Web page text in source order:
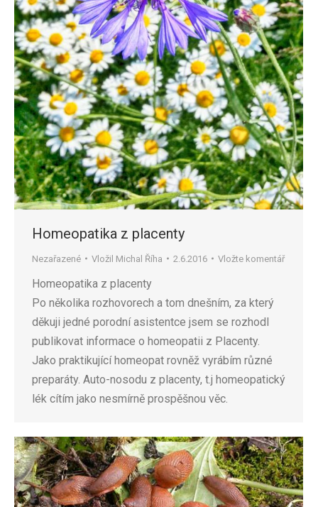
Homeopatika z placenty
Nezařazené Vložil Michal Říha 2.6.2016 Vložte komentář
Homeopatika z placenty
Po několika rozhovorech a tom dnešním, za který
děkuji jedné porodní asistentce jsem se rozhodl
publikovat informace o homeopatii z Placenty.
Jako praktikující homeopat rovněž vyrábím různé
preparáty. Auto-nosodu z placenty, t.j homeopatický
lék cítím jako nesmírně prospěšnou věc.